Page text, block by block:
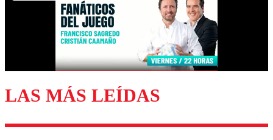
Enviar comentario
LAS MÁS LEÍDAS